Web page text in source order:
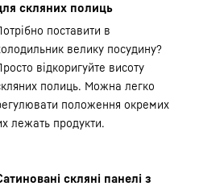
скляних полиць
поставити в
велику посудину?
відкоригуйте висоту
полиць. Можна легко
положення окремих
лежать продукти.
скляні панелі з